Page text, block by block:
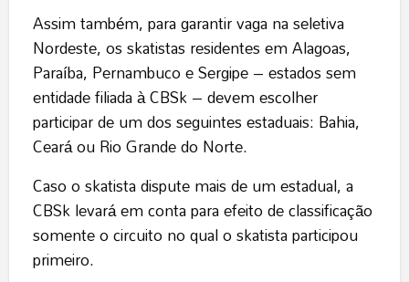
Assim também, para garantir vaga na seletiva
Nordeste, os skatistas residentes em Alagoas,
Paraíba, Pernambuco e Sergipe – estados sem
entidade filiada à CBSk – devem escolher
participar de um dos seguintes estaduais: Bahia,
Ceará ou Rio Grande do Norte.
Caso o skatista dispute mais de um estadual, a
CBSk levará em conta para efeito de classificação
somente o circuito no qual o skatista participou
primeiro.